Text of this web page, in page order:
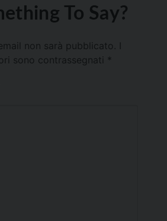
To Say?
non sarà pubblicato.
sono contrassegnati *